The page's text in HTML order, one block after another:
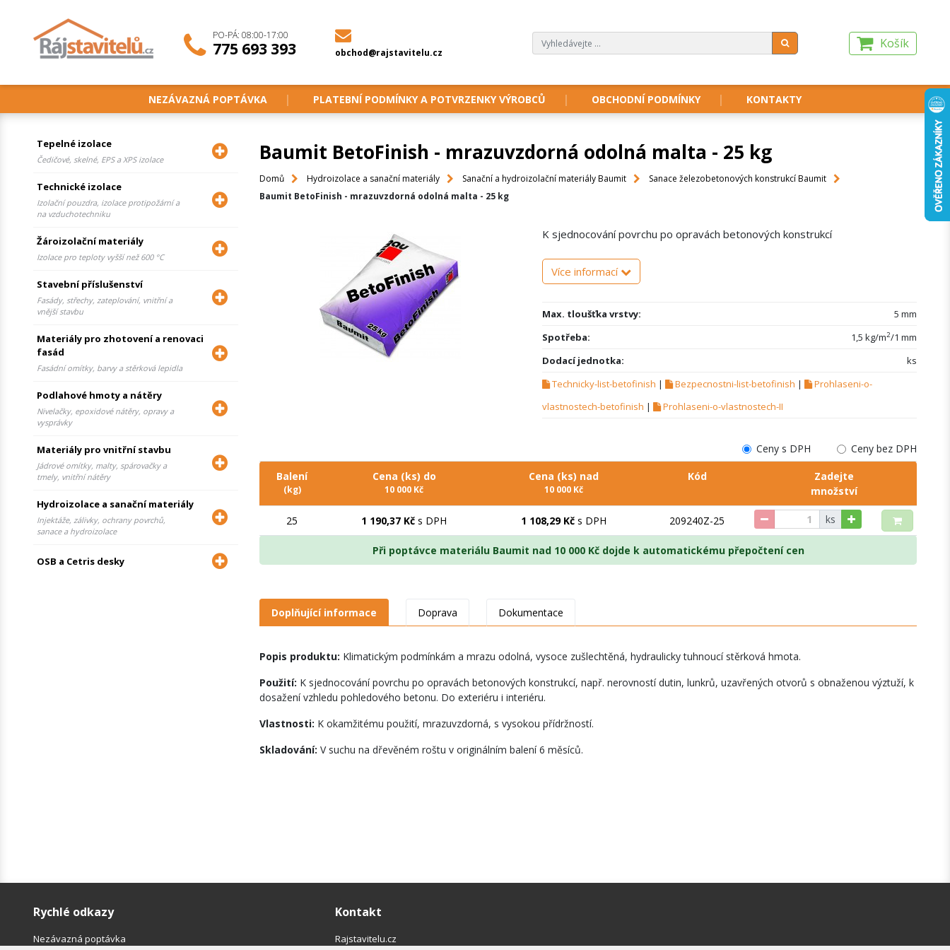
PO-PÁ: 08:00-17:00
775 693 393 obchod@rajstavitelu.cz
Košík
NEZÁVAZNÁ POPTÁVKA PLATEBNÍ PODMÍNKY A POTVRZENKY VÝROBCŮ OBCHODNÍ PODMÍNKY KONTAKTY
Tepelné izolace
Čedičové, skelné, EPS a XPS izolace
Technické izolace
Izolační pouzdra, izolace protipožární a
na vzduchotechniku
Žároizolační materiály
Izolace pro teploty vyšší než 600 °C
Stavební příslušenství
Fasády, střechy, zateplování, vnitřní a
vnější stavbu
Materiály pro zhotovení a renovaci
fasád
Fasádní omítky, barvy a stěrková lepidla
Podlahové hmoty a nátěry
Nivelačky, epoxidové nátěry, opravy a
vysprávky
Materiály pro vnitřní stavbu
Jádrové omítky, malty, spárovačky a
tmely, vnitřní nátěry
Hydroizolace a sanační materiály
Injektáže, zálivky, ochrany povrchů,
sanace a hydroizolace
OSB a Cetris desky
Baumit BetoFinish - mrazuvzdorná odolná malta - 25 kg
Domů Hydroizolace a sanační materiály Sanační a hydroizolační materiály Baumit
Sanace železobetonových konstrukcí Baumit
Baumit BetoFinish - mrazuvzdorná odolná malta - 25 kg
K sjednocování povrchu po opravách betonových konstrukcí
Více informací
Max. tloušťka vrstvy:
5 mm
Spotřeba:
1,5 kg/m2/1 mm
Dodací jednotka:
ks
Technicky-list-betofinish | Bezpecnostni-list-betofinish |
Prohlaseni-o-
vlastnostech-betofinish | Prohlaseni-o-vlastnostech-II
Ceny s DPH Ceny bez DPH
Balení
(kg)
Cena (ks) do
10 000 Kč
Cena (ks) nad
10 000 Kč
Kód
Zadejte
množství
25 1 190,37 Kč s DPH 1 108,29 Kčs DPH 209240Z-25 ks
Při poptávce materiálu Baumit nad 10 000 Kč dojde k automatickému přepočtení cen
Doplňující informace Doprava Dokumentace
Popis produktu: Klimatickým podmínkám a mrazu odolná, vysoce zušlechtěná, hydraulicky tuhnoucí stěrková hmota.
Použití: K sjednocování povrchu po opravách betonových konstrukcí, např. nerovností dutin, lunkrů, uzavřených otvorů s obnaženou výztuží, k
dosažení vzhledu pohledového betonu. Do exteriéru i interiéru.
Vlastnosti: K okamžitému použití, mrazuvzdorná, s vysokou přídržností.
Skladování: V suchu na dřevěném roštu v originálním balení 6 měsíců.
Rychlé odkazy
Nezávazná poptávka
Kontakt
Rajstavitelu.cz